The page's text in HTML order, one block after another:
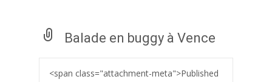
Balade en buggy à Vence
<span class="attachment-meta">Published